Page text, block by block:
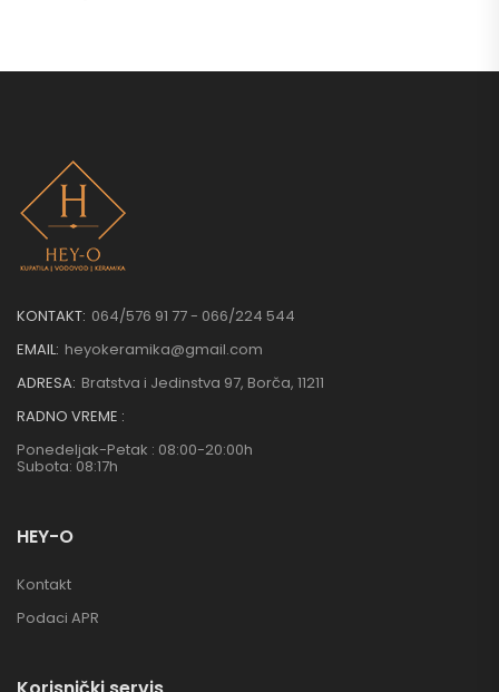
KONTAKT: 064/576 91 77 - 066/224 544
EMAIL: heyokeramika@gmail.com
ADRESA: Bratstva i Jedinstva 97, Borča, 11211
RADNO VREME :
Ponedeljak-Petak : 08:00-20:00h
Subota: 08:17h
HEY-O
Kontakt
Podaci APR